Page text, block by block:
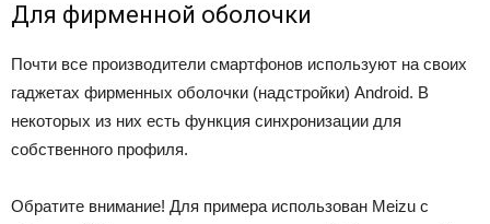
Для фирменной оболочки
Почти все производители смартфонов используют на своих
гаджетах фирменных оболочки (надстройки) Android. В
некоторых из них есть функция синхронизации для
собственного профиля.
Обратите внимание! Для примера использован Meizu с